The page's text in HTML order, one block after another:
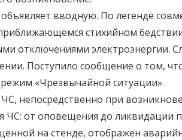
вводную. По легенде
стихийном бедствии
отключениями электроэнергии.
Поступило сообщение о том,
«Чрезвычайной ситуации».
непосредственно при
ЧС: от оповещения до ликвидации
на стенде, отображен